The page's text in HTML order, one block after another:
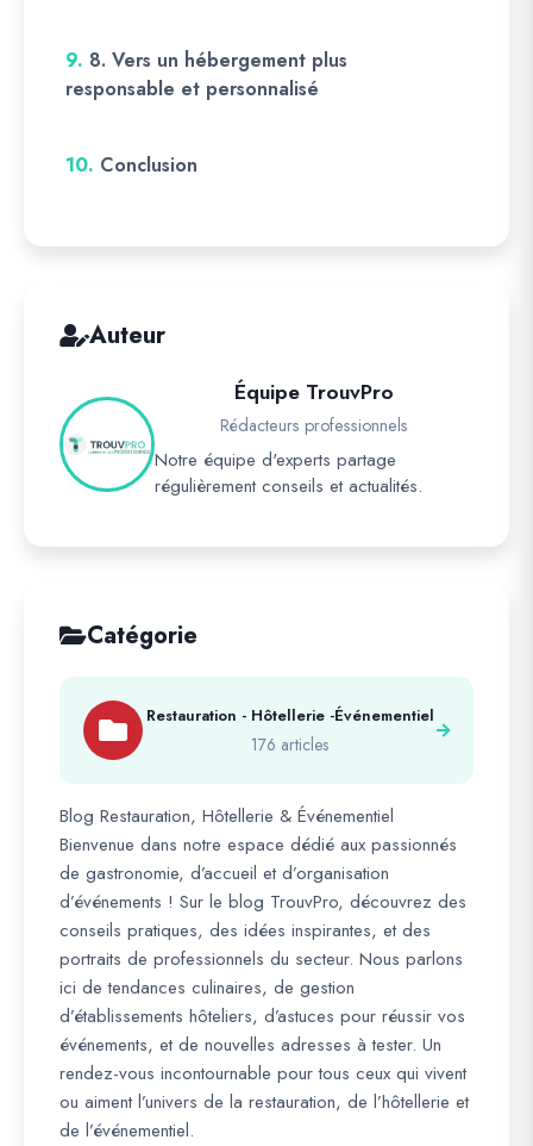
9. 8. Vers un hébergement plus
responsable et personnalisé
10. Conclusion
Auteur
Équipe TrouvPro
Rédacteurs professionnels
Notre équipe d'experts partage
régulièrement conseils et actualités.
Catégorie
Restauration - Hôtellerie -Événementiel
176 articles
Blog Restauration, Hôtellerie & Événementiel
Bienvenue dans notre espace dédié aux passionnés
de gastronomie, d’accueil et d’organisation
d’événements ! Sur le blog TrouvPro, découvrez des
conseils pratiques, des idées inspirantes, et des
portraits de professionnels du secteur. Nous parlons
ici de tendances culinaires, de gestion
d’établissements hôteliers, d’astuces pour réussir vos
événements, et de nouvelles adresses à tester. Un
rendez-vous incontournable pour tous ceux qui vivent
ou aiment l’univers de la restauration, de l’hôtellerie et
de l’événementiel.